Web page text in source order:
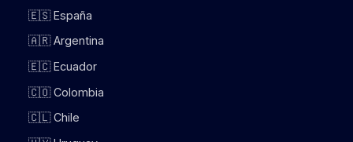
🇪🇸 España
🇦🇷 Argentina
🇪🇨 Ecuador
🇨🇴 Colombia
🇨🇱 Chile